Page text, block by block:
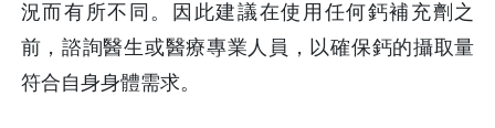
況而有所不同。因此建議在使用任何鈣補充劑之
前，諮詢醫生或醫療專業人員，以確保鈣的攝取量
符合自身身體需求。